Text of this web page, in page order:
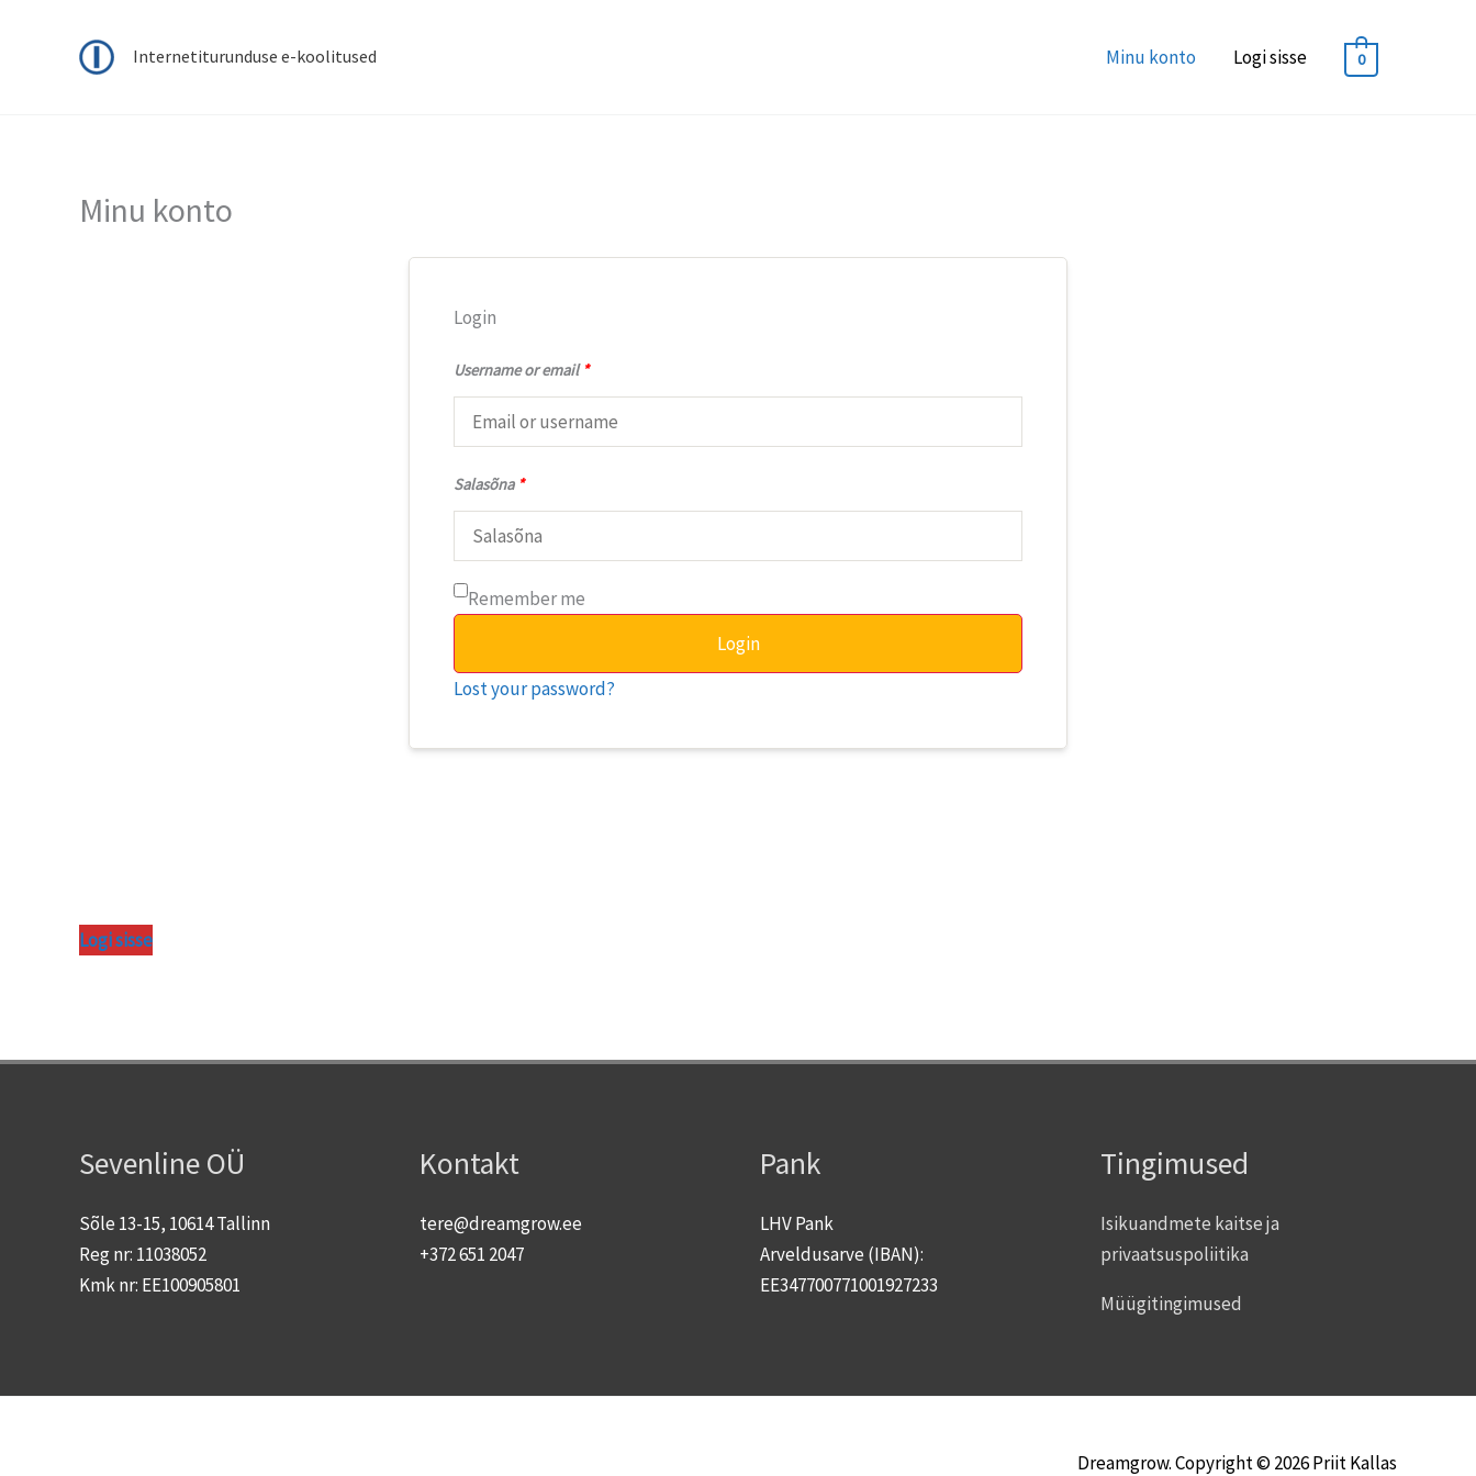
Internetiturunduse e-koolitused Minu konto Logi sisse 0
Minu konto
Login
Username or email *
Salasõna *
Remember me
Login
Lost your password?
Logi sisse
Sevenline OÜ
Sõle 13-15, 10614 Tallinn
Reg nr: 11038052
Kmk nr: EE100905801
Kontakt
tere@dreamgrow.ee
+372 651 2047
Pank
LHV Pank
Arveldusarve (IBAN):
EE347700771001927233
Tingimused
Isikuandmete kaitse ja
privaatsuspoliitika
Müügitingimused
Dreamgrow. Copyright © 2026 Priit Kallas